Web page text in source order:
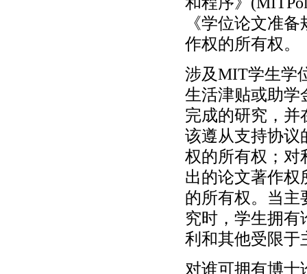
《学位论文准
作权的所有权。
涉及MIT学生学
生活津贴或助学
完成的研究，并
该遵从支持协议
权的所有权；对
出的论文著作权
的所有权。当主
究时，学生拥
利和其他受限于
对谁可拥有博士